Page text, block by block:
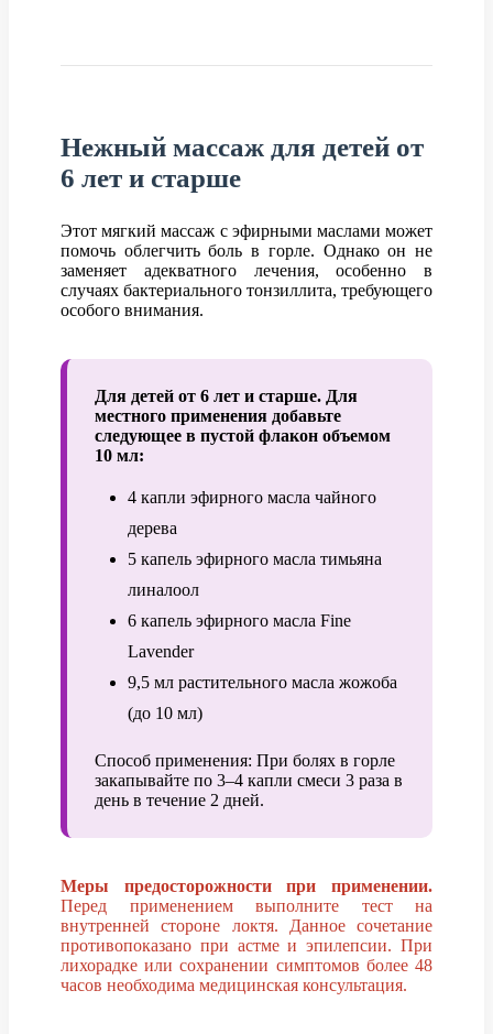
Нежный массаж для детей от
6 лет и старше
Этот мягкий массаж с эфирными маслами может
помочь облегчить боль в горле. Однако он не
заменяет адекватного лечения, особенно в
случаях бактериального тонзиллита, требующего
особого внимания.
Для детей от 6 лет и старше. Для
местного применения добавьте
следующее в пустой флакон объемом
10 мл:
4 капли эфирного масла чайного
дерева
5 капель эфирного масла тимьяна
линалоол
6 капель эфирного масла Fine
Lavender
9,5 мл растительного масла жожоба
(до 10 мл)
Способ применения: При болях в горле
закапывайте по 3–4 капли смеси 3 раза в
день в течение 2 дней.
Меры предосторожности при применении.
Перед применением выполните тест на
внутренней стороне локтя. Данное сочетание
противопоказано при астме и эпилепсии. При
лихорадке или сохранении симптомов более 48
часов необходима медицинская консультация.